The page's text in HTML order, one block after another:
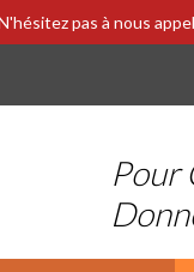
pas à nous
Pour